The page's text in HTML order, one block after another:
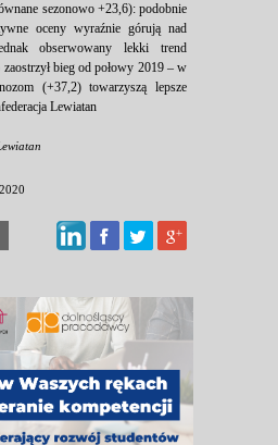
sezonowo +23,6): podobnie
oceny wyraźnie górują nad
obserwowany lekki trend
bieg od połowy 2019 – w
(+37,2) towarzyszą lepsze
Lewiatan